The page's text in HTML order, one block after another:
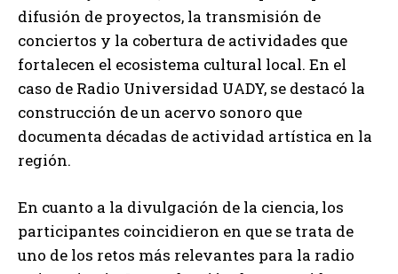
difusión de proyectos, la transmisión de
conciertos y la cobertura de actividades que
fortalecen el ecosistema cultural local. En el
caso de Radio Universidad UADY, se destacó la
construcción de un acervo sonoro que
documenta décadas de actividad artística en la
región.
En cuanto a la divulgación de la ciencia, los
participantes coincidieron en que se trata de
uno de los retos más relevantes para la radio